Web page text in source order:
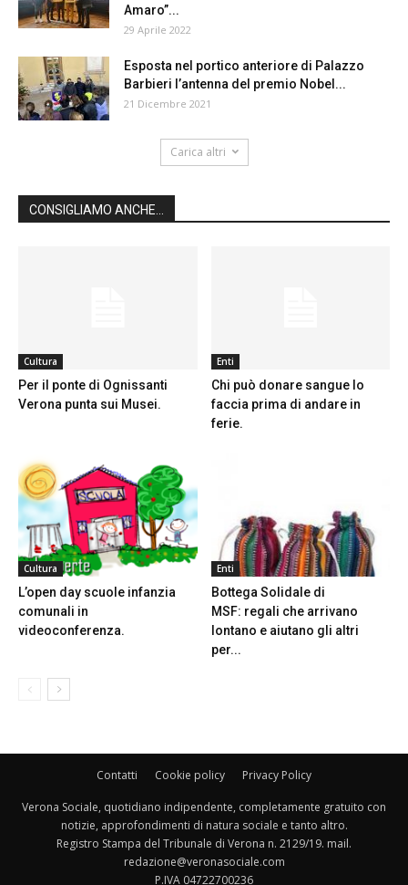
Amaro”...
29 Aprile 2022
Esposta nel portico anteriore di Palazzo
Barbieri l’antenna del premio Nobel...
21 Dicembre 2021
Carica altri
CONSIGLIAMO ANCHE...
Cultura
Per il ponte di Ognissanti
Verona punta sui Musei.
Enti
Chi può donare sangue lo
faccia prima di andare in
ferie.
Cultura
L’open day scuole infanzia
comunali in
videoconferenza.
Enti
Bottega Solidale di
MSF: regali che arrivano
lontano e aiutano gli altri
per...
Contatti Cookie policy Privacy Policy
Verona Sociale, quotidiano indipendente, completamente gratuito con
notizie, approfondimenti di natura sociale e tanto altro.
Registro Stampa del Tribunale di Verona n. 2129/19. mail.
redazione@veronasociale.com
P.IVA 04722700236